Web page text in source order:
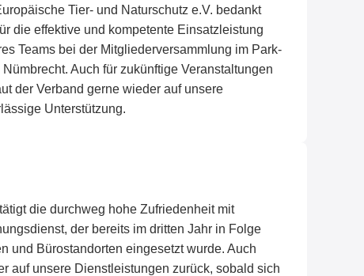
Tier- und Naturschutz e.V. bedankt
die effektive und kompetente Einsatzleistung
Teams bei der Mitgliederversammlung im Park-
Nümbrecht. Auch für zukünftige Veranstaltungen
der Verband gerne wieder auf unsere
Unterstützung.
die durchweg hohe Zufriedenheit mit
der bereits im dritten Jahr in Folge
und Bürostandorten eingesetzt wurde. Auch
auf unsere Dienstleistungen zurück, sobald sich